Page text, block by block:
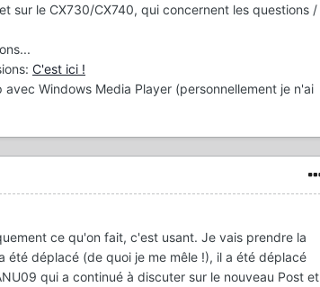
sur le CX730/CX740, qui concernent les questions /
C'est ici !
Windows Media Player (personnellement je n'ai
ce qu'on fait, c'est usant. Je vais prendre la
été déplacé (de quoi je me mêle !), il a été déplacé
qui a continué à discuter sur le nouveau Post et